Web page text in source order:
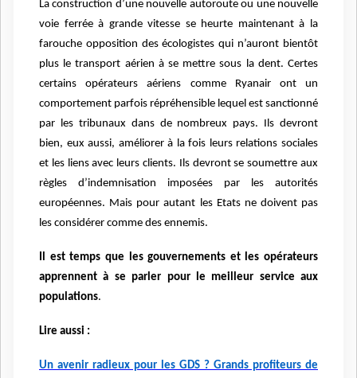
La construction d’une nouvelle autoroute ou une nouvelle
voie ferrée à grande vitesse se heurte maintenant à la
farouche opposition des écologistes qui n’auront bientôt
plus le transport aérien à se mettre sous la dent. Certes
certains opérateurs aériens comme Ryanair ont un
comportement parfois répréhensible lequel est sanctionné
par les tribunaux dans de nombreux pays. Ils devront
bien, eux aussi, améliorer à la fois leurs relations sociales
et les liens avec leurs clients. Ils devront se soumettre aux
règles d’indemnisation imposées par les autorités
européennes. Mais pour autant les Etats ne doivent pas
les considérer comme des ennemis.
Il est temps que les gouvernements et les opérateurs
apprennent à se parler pour le meilleur service aux
populations.
Lire aussi :
Un avenir radieux pour les GDS ? Grands profiteurs de